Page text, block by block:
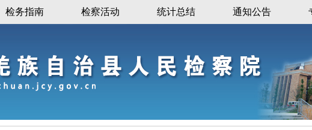
检务指南 检察活动 统计总结 通知公告